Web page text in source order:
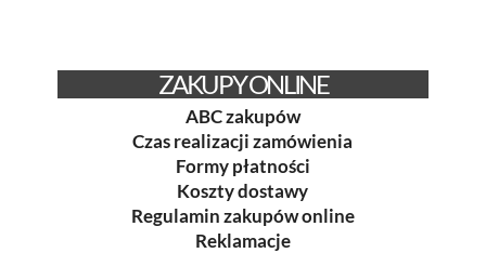
ZAKUPY ONLINE
ABC zakupów
Czas realizacji zamówienia
Formy płatności
Koszty dostawy
Regulamin zakupów online
Reklamacje